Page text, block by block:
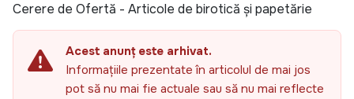
Cerere de Ofertă - Articole de birotică și papetărie
Acest anunț este arhivat.
Informațiile prezentate în articolul de mai jos
pot să nu mai fie actuale sau să nu mai reflecte